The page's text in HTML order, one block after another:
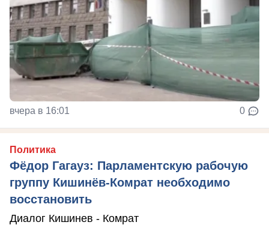
вчера в 16:01 0
Политика
Фёдор Гагауз: Парламентскую рабочую
группу Кишинёв-Комрат необходимо
восстановить
Диалог Кишинев - Комрат